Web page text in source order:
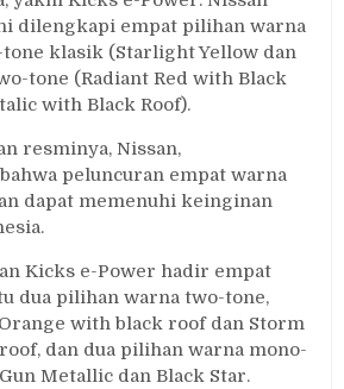
dilengkapi empat pilihan warna
klasik (Starlight Yellow dan
tone (Radiant Red with Black
with Black Roof).
resminya, Nissan,
peluncuran empat warna
dapat memenuhi keinginan
Kicks e-Power hadir empat
dua pilihan warna two-tone,
with black roof dan Storm
dan dua pilihan warna mono-
Metallic dan Black Star.